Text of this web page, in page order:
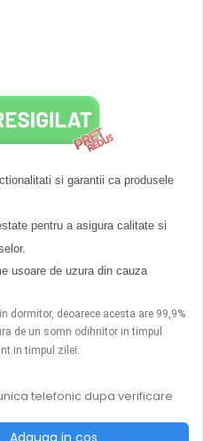
si garantii ca produsele
pentru a asigura calitate si
usoare de uzura din cauza
dormitor, deoarece acesta are 99,9%
de un somn odihnitor in timpul
in timpul zilei.
telefonic dupa verificare